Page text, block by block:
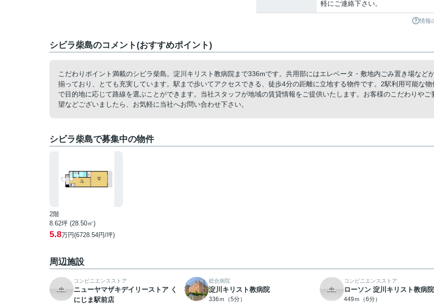
軽にご連絡下さい。
情報
シビラ柴島のコメント(おすすめポイント)
こだわりポイント満載のシビラ柴島。淀川キリスト教病院まで336mです。共用部にはエレベータ・敷地内ごみ置き場など
揃っており、とても充実しています。駅まで歩いてアクセスできる、徒歩4分の距離に立地する物件です。2駅利用可能な物
で目的地に応じて路線を選ぶことができます。当社スタッフが地域の賃貸情報をご提供いたします。お客様のこだわりやご
望などございましたら、お気軽に当社へお問い合わせ下さい。
シビラ柴島で募集中の物件
2階
8.62坪 (28.50㎡)
5.8万円(6728.54円/坪)
周辺施設
コンビニエンスストア
ニューヤマザキデイリーストア く
にじま駅前店
総合病院
淀川キリスト教病院
336ｍ（5分）
コンビニエンスストア
ローソン 淀川キリスト教病
449ｍ（6分）